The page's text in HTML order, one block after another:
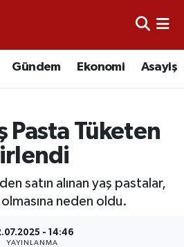
Gündem Ekonomi Asayiş
Pasta Tüketen
satın alınan yaş pastalar,
neden oldu.
- 14:46
YAYINLANMA
Haritası
Grup Puan Durumu ve Fikstür